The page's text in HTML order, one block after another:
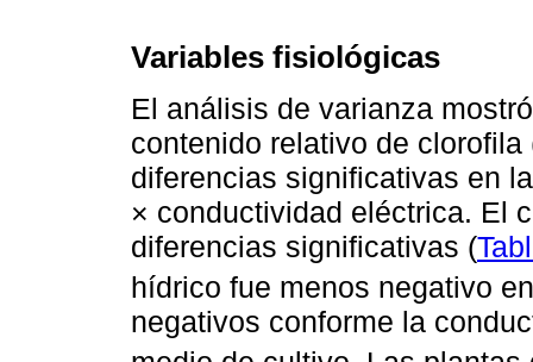
Variables fisiológicas
El análisis de varianza
contenido relativo de
diferencias significativas en
× conductividad eléctrica. El
diferencias significativas (
hídrico fue menos negativo
negativos conforme la